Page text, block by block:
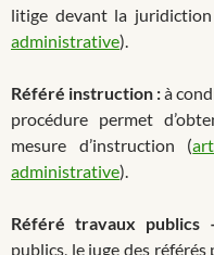
litige devant la
administrative).
Référé instruction :à
procédure permet
mesure d’instruction (
administrative).
Référé travaux publics
publics, le juge des